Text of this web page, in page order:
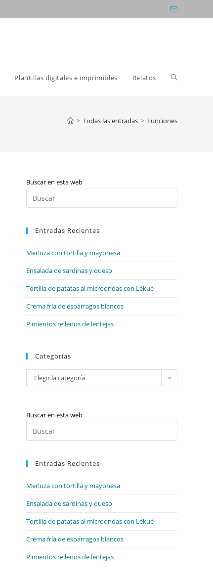
Plantillas digitales e imprimibles Relatos Alternar
la
> Todas las entradas > Funciones
Buscar en esta web
Escape
Entradas Recientes
Merluza con tortilla y mayonesa
Ensalada de sardinas y queso
Tortilla de patatas al microondas con Lékué
Crema fría de espárragos blancos
Pimientos rellenos de lentejas
Categorías
Categorías
Elegir la categoría
Buscar en esta web
Escape
Entradas Recientes
Merluza con tortilla y mayonesa
Ensalada de sardinas y queso
Tortilla de patatas al microondas con Lékué
Crema fría de espárragos blancos
Pimientos rellenos de lentejas